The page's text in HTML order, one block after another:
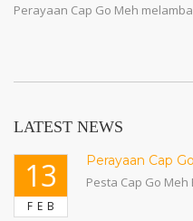
Perayaan Cap Go Meh
LATEST NEWS
13
FEB
Perayaan Cap
Pesta Cap Go